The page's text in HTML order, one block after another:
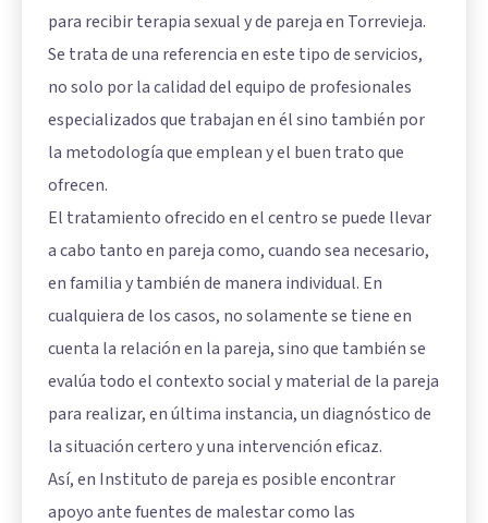
para recibir terapia sexual y de pareja en Torrevieja.
Se trata de una referencia en este tipo de servicios,
no solo por la calidad del equipo de profesionales
especializados que trabajan en él sino también por
la metodología que emplean y el buen trato que
ofrecen.
El tratamiento ofrecido en el centro se puede llevar
a cabo tanto en pareja como, cuando sea necesario,
en familia y también de manera individual. En
cualquiera de los casos, no solamente se tiene en
cuenta la relación en la pareja, sino que también se
evalúa todo el contexto social y material de la pareja
para realizar, en última instancia, un diagnóstico de
la situación certero y una intervención eficaz.
Así, en Instituto de pareja es posible encontrar
apoyo ante fuentes de malestar como las